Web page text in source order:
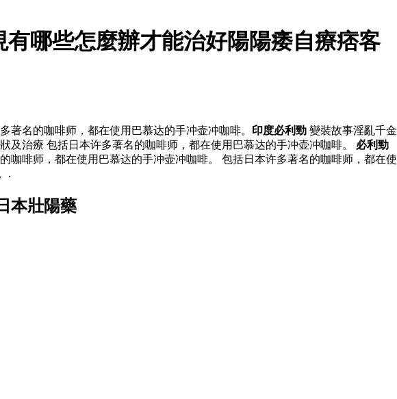
哪些怎麼辦才能治好陽陽痿自療痞客
名的咖啡师，都在使用巴慕达的手冲壶冲咖啡。 印度必利勁 變裝故事淫亂千金
治療 包括日本许多著名的咖啡师，都在使用巴慕达的手冲壶冲咖啡。 必利勁
咖啡师，都在使用巴慕达的手冲壶冲咖啡。 包括日本许多著名的咖啡师，都在使
.
本壯陽藥